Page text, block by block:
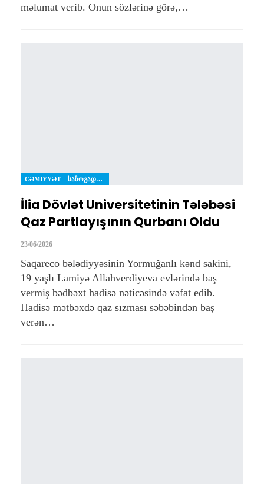
məlumat verib. Onun sözlərinə görə,…
CƏMIYYƏT – ᲡᲐᲖᲝᲒᲐᲓᲝᲔᲑᲐ
İlia Dövlət Universitetinin Tələbəsi
Qaz Partlayışının Qurbanı Oldu
23/06/2026
Saqareco bələdiyyəsinin Yormuğanlı kənd sakini,
19 yaşlı Lamiyə Allahverdiyeva evlərində baş
vermiş bədbəxt hadisə nəticəsində vəfat edib.
Hadisə mətbəxdə qaz sızması səbəbindən baş
verən…